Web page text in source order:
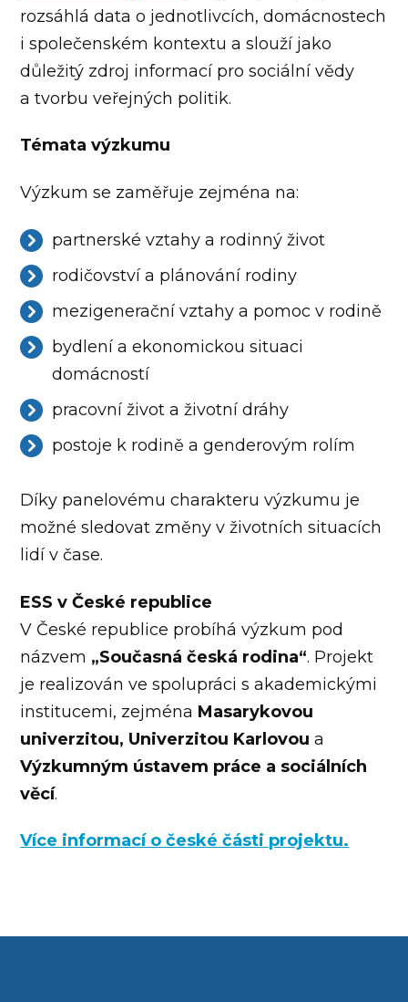
rozsáhlá data o jednotlivcích, domácnostech
i společenském kontextu a slouží jako
důležitý zdroj informací pro sociální vědy
a tvorbu veřejných politik.
Témata výzkumu
Výzkum se zaměřuje zejména na:
partnerské vztahy a rodinný život
rodičovství a plánování rodiny
mezigenerační vztahy a pomoc v rodině
bydlení a ekonomickou situaci
domácností
pracovní život a životní dráhy
postoje k rodině a genderovým rolím
Díky panelovému charakteru výzkumu je
možné sledovat změny v životních situacích
lidí v čase.
ESS v České republice
V České republice probíhá výzkum pod
názvem „Současná česká rodina“. Projekt
je realizován ve spolupráci s akademickými
institucemi, zejména Masarykovou
univerzitou, Univerzitou Karlovoua
Výzkumným ústavem práce a sociálních
věcí.
Více informací o české části projektu.